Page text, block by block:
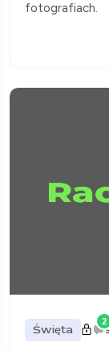
fotografiach.
Święta
2